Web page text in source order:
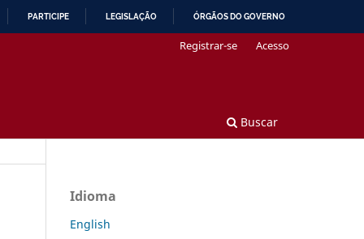
PARTICIPE LEGISLAÇÃO ÓRGÃOS DO GOVERNO
Buscar
Registrar-se Acesso
Idioma
English